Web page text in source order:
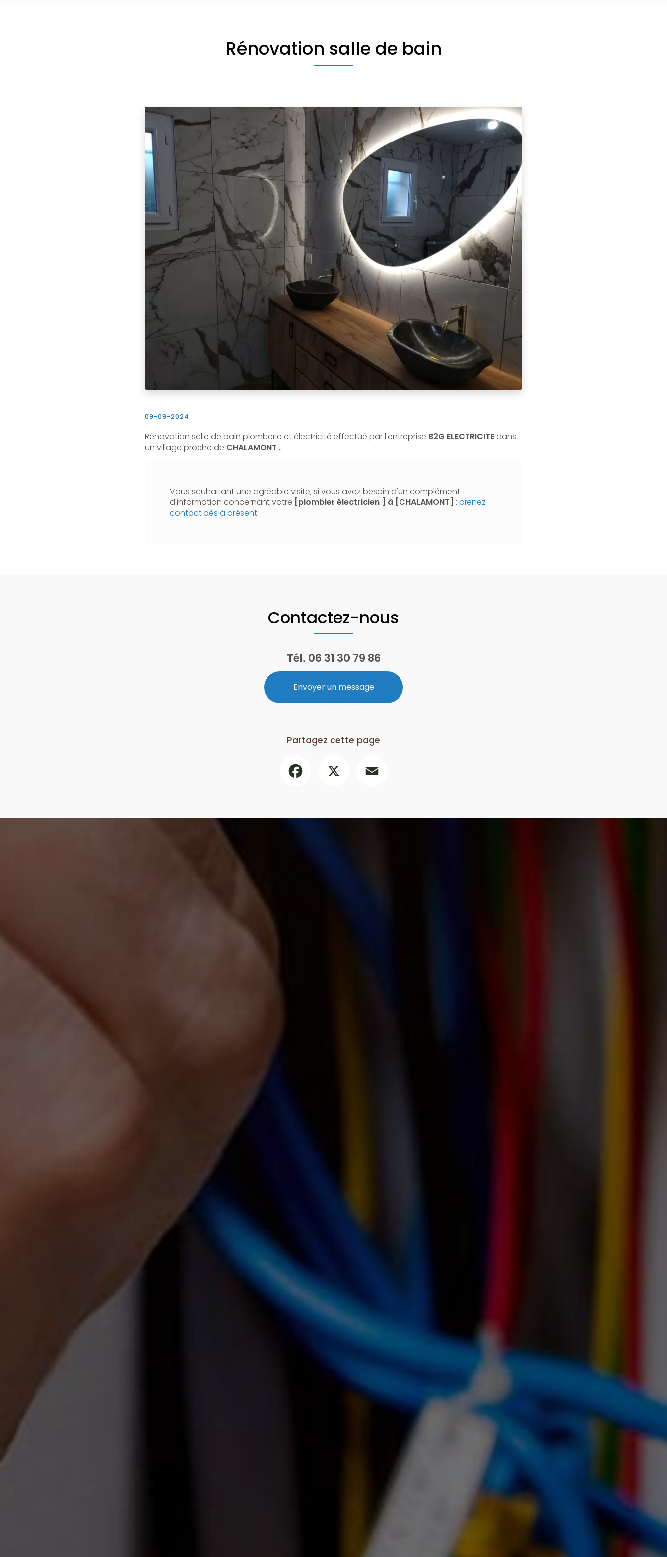
Rénovation salle de bain
09-09-2024
Rénovation salle de bain plomberie et électricité effectué par l'entreprise B2G ELECTRICITE dans
un village proche de CHALAMONT .
Vous souhaitant une agréable visite, si vous avez besoin d'un complément
d'information concernant votre [plombier électricien ] à [CHALAMONT] : prenez
contact dès à présent.
Contactez-nous
Tél. 06 31 30 79 86
Envoyer un message
Partagez cette page